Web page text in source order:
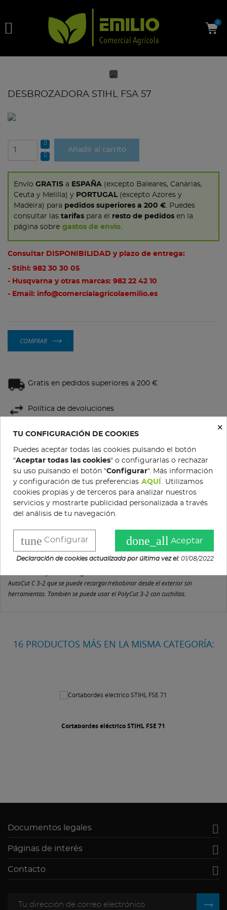
 0
DESBROZADORA STIHL FSA 57
Añadir al carrito
Envío GRATIS a ESPAÑA (excepto Baleares, Canarias,
Ceuta y Melilla) y PORTUGAL(excepto Azores y
Madeira) para pedidos superiores a 200 €. Puedes
consultar las tarifas para el resto de pedidos en la
página sobre gastos de envío.
Consultar DISPONIBILIDAD y plazo de entrega:
- Stihl: 982 30 30 05
- Husqvarna y otras marcas: 982 22 42 10
- Email: info@comercialagricolaemilio.es
COMPRAR
Gratis en pedidos superiores a 200 €
Política de devoluciones
Condiciones de compra
DESCRIPCIÓN
DETALLES DEL PRODUCTO
Cortabordes de batería, muy ligero y fácil de usar para el cuidado del césped
y del borde del césped en áreas cercanas a la casa. Diámetro de corte 280
mm, longitud del eje ajustable con solo presionar un botón y ajuste del mango
sin herramientas. Limitador de distancia para cortar alrededor de obstáculos
AutoCut C 3-2 que se puede recargar/rebobinar desde el exterior sin
herramientas. También se puede usar el PolyCut 3-2 con cuchillas.
16 PRODUCTOS MÁS EN LA MISMA CATEGORÍA:
eléctrico STIHL FSE 71
Documentos legales 
Páginas de interés 
Contacto 
×
TU CONFIGURACIÓN DE COOKIES
Puedes aceptar todas las cookies pulsando el botón
"Aceptar todas las cookies" o configurarlas o rechazar
su uso pulsando el botón "Configurar". Más información
y configuración de tus preferencias AQUÍ
. Utilizamos
cookies propias y de terceros para analizar nuestros
servicios y mostrarte publicidad personalizada a través
del análisis de tu navegación.
done_all Aceptar
tune Configurar
Declaración de cookies actualizada por última vez el: 01/08/2022